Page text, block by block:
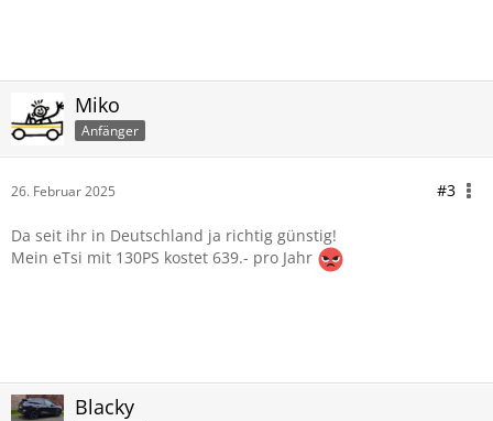
Miko
Anfänger
26. Februar 2025 #3
Da seit ihr in Deutschland ja richtig günstig!
Mein eTsi mit 130PS kostet 639.- pro Jahr
Blacky